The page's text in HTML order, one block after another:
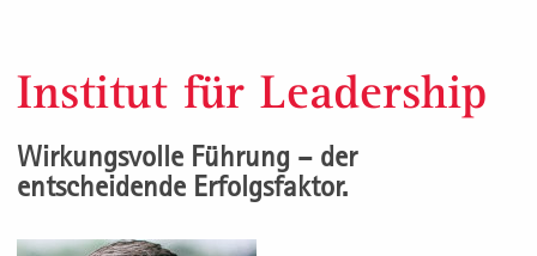
Institut für Leadership
Wirkungsvolle Führung – der
entscheidende Erfolgsfaktor.